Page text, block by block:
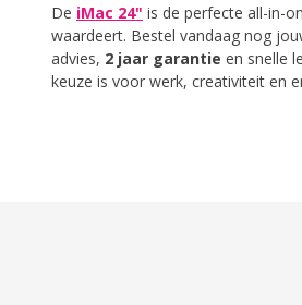
De iMac 24" is de perfecte all-in-
waardeert. Bestel vandaag nog
advies, 2 jaar garantie en snelle
keuze is voor werk, creativiteit en